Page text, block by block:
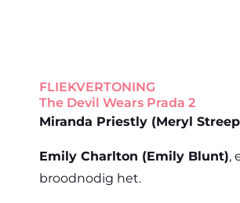
FLIEKVERTONING
The Devil Wears Prada 2
Miranda Priestly (Meryl
Emily Charlton (Emily Blunt),
broodnodig het.